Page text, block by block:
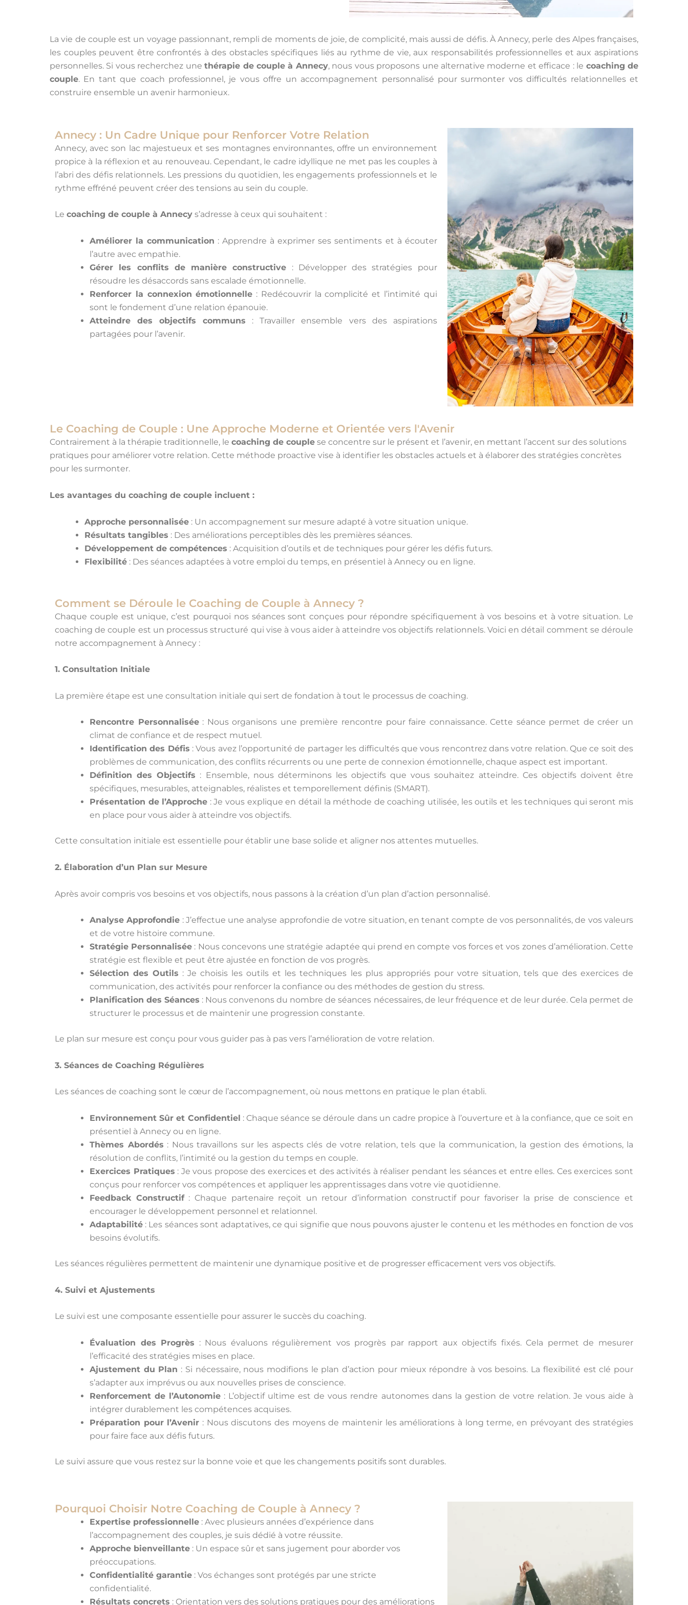
La vie de couple est un voyage passionnant, rempli de moments de joie, de complicité, mais aussi de défis. À Annecy, perle des Alpes françaises,
les couples peuvent être confrontés à des obstacles spécifiques liés au rythme de vie, aux responsabilités professionnelles et aux aspirations
personnelles. Si vous recherchez unethérapie de couple à Annecy, nous vous proposons une alternative moderne et efficace : le coaching de
couple. En tant que coach professionnel, je vous offre un accompagnement personnalisé pour surmonter vos difficultés relationnelles et
construire ensemble un avenir harmonieux.
Annecy : Un Cadre Unique pour Renforcer Votre Relation
Annecy, avec son lac majestueux et ses montagnes environnantes, offre un environnement
propice à la réflexion et au renouveau. Cependant, le cadre idyllique ne met pas les couples à
l’abri des défis relationnels. Les pressions du quotidien, les engagements professionnels et le
rythme effréné peuvent créer des tensions au sein du couple.
Lecoaching de couple à Annecy s’adresse à ceux qui souhaitent :
Améliorer la communication : Apprendre à exprimer ses sentiments et à écouter
l’autre avec empathie.
Gérer les conflits de manière constructive : Développer des stratégies pour
résoudre les désaccords sans escalade émotionnelle.
Renforcer la connexion émotionnelle : Redécouvrir la complicité et l’intimité qui
sont le fondement d’une relation épanouie.
Atteindre des objectifs communs : Travailler ensemble vers des aspirations
partagées pour l’avenir.
Le Coaching de Couple : Une Approche Moderne et Orientée vers l'Avenir
Contrairement à la thérapie traditionnelle, le coaching de couple se concentre sur le présent et l’avenir, en mettant l’accent sur des solutions
pratiques pour améliorer votre relation. Cette méthode proactive vise à identifier les obstacles actuels et à élaborer des stratégies concrètes
pour les surmonter.
Les avantages du coaching de couple incluent :
Approche personnalisée : Un accompagnement sur mesure adapté à votre situation unique.
Résultats tangibles : Des améliorations perceptibles dès les premières séances.
Développement de compétences : Acquisition d’outils et de techniques pour gérer les défis futurs.
Flexibilité : Des séances adaptées à votre emploi du temps, en présentiel à Annecy ou en ligne.
Comment se Déroule le Coaching de Couple à Annecy ?
Chaque couple est unique, c’est pourquoi nos séances sont conçues pour répondre spécifiquement à vos besoins et à votre situation. Le
coaching de couple est un processus structuré qui vise à vous aider à atteindre vos objectifs relationnels. Voici en détail comment se déroule
notre accompagnement à Annecy :
1. Consultation Initiale
La première étape est une consultation initiale qui sert de fondation à tout le processus de coaching.
Rencontre Personnalisée: Nous organisons une première rencontre pour faire connaissance. Cette séance permet de créer un
climat de confiance et de respect mutuel.
Identification des Défis : Vous avez l’opportunité de partager les difficultés que vous rencontrez dans votre relation. Que ce soit des
problèmes de communication, des conflits récurrents ou une perte de connexion émotionnelle, chaque aspect est important.
Définition des Objectifs : Ensemble, nous déterminons les objectifs que vous souhaitez atteindre. Ces objectifs doivent être
spécifiques, mesurables, atteignables, réalistes et temporellement définis (SMART).
Présentation de l’Approche : Je vous explique en détail la méthode de coaching utilisée, les outils et les techniques qui seront mis
en place pour vous aider à atteindre vos objectifs.
Cette consultation initiale est essentielle pour établir une base solide et aligner nos attentes mutuelles.
2. Élaboration d’un Plan sur Mesure
Après avoir compris vos besoins et vos objectifs, nous passons à la création d’un plan d’action personnalisé.
Analyse Approfondie : J’effectue une analyse approfondie de votre situation, en tenant compte de vos personnalités, de vos valeurs
et de votre histoire commune.
Stratégie Personnalisée : Nous concevons une stratégie adaptée qui prend en compte vos forces et vos zones d’amélioration. Cette
stratégie est flexible et peut être ajustée en fonction de vos progrès.
Sélection des Outils : Je choisis les outils et les techniques les plus appropriés pour votre situation, tels que des exercices de
communication, des activités pour renforcer la confiance ou des méthodes de gestion du stress.
Planification des Séances : Nous convenons du nombre de séances nécessaires, de leur fréquence et de leur durée. Cela permet de
structurer le processus et de maintenir une progression constante.
Le plan sur mesure est conçu pour vous guider pas à pas vers l’amélioration de votre relation.
3. Séances de Coaching Régulières
Les séances de coaching sont le cœur de l’accompagnement, où nous mettons en pratique le plan établi.
Environnement Sûr et Confidentiel : Chaque séance se déroule dans un cadre propice à l’ouverture et à la confiance, que ce soit en
présentiel à Annecy ou en ligne.
Thèmes Abordés : Nous travaillons sur les aspects clés de votre relation, tels que la communication, la gestion des émotions, la
résolution de conflits, l’intimité ou la gestion du temps en couple.
Exercices Pratiques : Je vous propose des exercices et des activités à réaliser pendant les séances et entre elles. Ces exercices sont
conçus pour renforcer vos compétences et appliquer les apprentissages dans votre vie quotidienne.
Feedback Constructif: Chaque partenaire reçoit un retour d’information constructif pour favoriser la prise de conscience et
encourager le développement personnel et relationnel.
Adaptabilité : Les séances sont adaptatives, ce qui signifie que nous pouvons ajuster le contenu et les méthodes en fonction de vos
besoins évolutifs.
Les séances régulières permettent de maintenir une dynamique positive et de progresser efficacement vers vos objectifs.
4. Suivi et Ajustements
Le suivi est une composante essentielle pour assurer le succès du coaching.
Évaluation des Progrès : Nous évaluons régulièrement vos progrès par rapport aux objectifs fixés. Cela permet de mesurer
l’efficacité des stratégies mises en place.
Ajustement du Plan : Si nécessaire, nous modifions le plan d’action pour mieux répondre à vos besoins. La flexibilité est clé pour
s’adapter aux imprévus ou aux nouvelles prises de conscience.
Renforcement de l’Autonomie : L’objectif ultime est de vous rendre autonomes dans la gestion de votre relation. Je vous aide à
intégrer durablement les compétences acquises.
Préparation pour l’Avenir : Nous discutons des moyens de maintenir les améliorations à long terme, en prévoyant des stratégies
pour faire face aux défis futurs.
Le suivi assure que vous restez sur la bonne voie et que les changements positifs sont durables.
Pourquoi Choisir Notre Coaching de Couple à Annecy ?
Expertise professionnelle : Avec plusieurs années d’expérience dans
l’accompagnement des couples, je suis dédié à votre réussite.
Approche bienveillante : Un espace sûr et sans jugement pour aborder vos
préoccupations.
Confidentialité garantie : Vos échanges sont protégés par une stricte
confidentialité.
Résultats concrets : Orientation vers des solutions pratiques pour des améliorations